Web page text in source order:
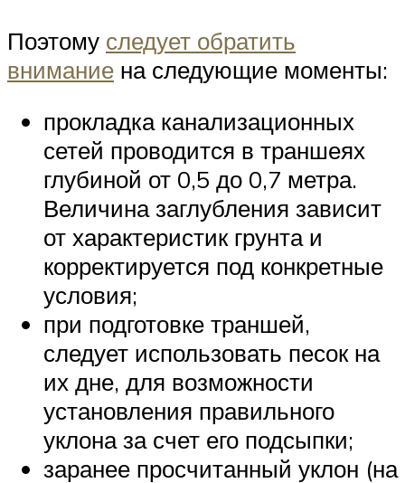
Поэтому следует обратить
внимание на следующие моменты:
прокладка канализационных
сетей проводится в траншеях
глубиной от 0,5 до 0,7 метра.
Величина заглубления зависит
от характеристик грунта и
корректируется под конкретные
условия;
при подготовке траншей,
следует использовать песок на
их дне, для возможности
установления правильного
уклона за счет его подсыпки;
заранее просчитанный уклон (на